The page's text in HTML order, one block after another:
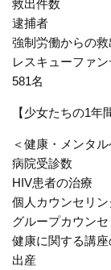
救出件
逮捕者
強制労働からの
レスキューファ
581名
【少女たちの1年
＜健康・メンタ
病院受診
HIV患者の
個人カウンセ
グループカウン
健康に関する講
出産